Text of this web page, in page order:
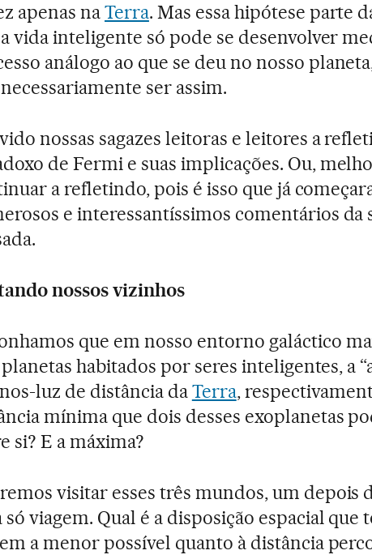
apenas naTerra. Mas essa hipótese parte
vida inteligente só pode se desenvolver
análogo ao que se deu no nosso
ser assim.
nossas sagazes leitoras e leitores a
de Fermi e suas implicações. Ou,
a refletindo, pois é isso que já
e interessantíssimos comentários da
nossos vizinhos
que em nosso entorno galáctico
habitados por seres inteligentes, a
luz de distância daTerra,
mínima que dois desses exoplanetas
si? E a máxima?
visitar esses três mundos, um depois
só viagem. Qual é a disposição espacial que
a menor possível quanto à distância